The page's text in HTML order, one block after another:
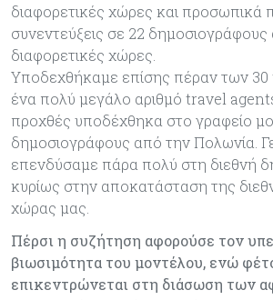
διαφορετικές χώρες και
συνεντεύξεις σε 22 δημοσιογράφους
διαφορετικές χώρες.
Υποδεχθήκαμε επίσης πέραν των
ένα πολύ μεγάλο αριθμό travel
προχθές υποδέχθηκα στο γραφείο
δημοσιογράφους από την Πολωνία.
επενδύσαμε πάρα πολύ στη διεθνή
κυρίως στην αποκατάσταση της
χώρας μας.
Πέρσι η συζήτηση αφορούσε τον
βιωσιμότητα του μοντέλου, ενώ
επικεντρώνεται στη διάσωση των